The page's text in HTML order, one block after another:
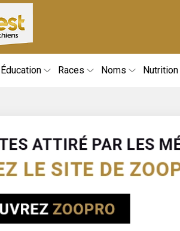
Éducation Races Noms Nutrition